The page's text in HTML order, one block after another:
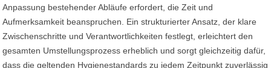
Anpassung bestehender Abläufe erfordert, die Zeit und
Aufmerksamkeit beanspruchen. Ein strukturierter Ansatz, der klare
Zwischenschritte und Verantwortlichkeiten festlegt, erleichtert den
gesamten Umstellungsprozess erheblich und sorgt gleichzeitig dafür,
dass die geltenden Hygienestandards zu jedem Zeitpunkt zuverlässig